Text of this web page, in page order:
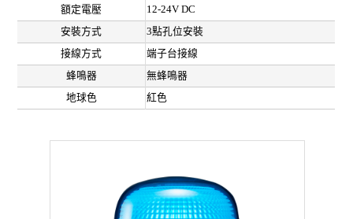
額定電壓
12-24V DC
安裝方式
3點孔位安裝
接線方式
端子台接線
蜂鳴器
無蜂鳴器
地球色
紅色